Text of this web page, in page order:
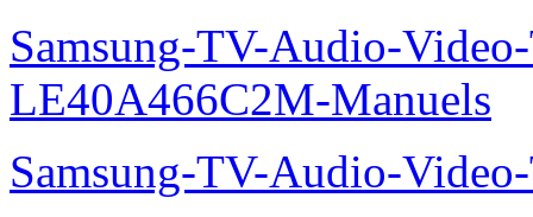
Samsung-TV-Audio-
LE40A466C2M-Manuels
Samsung-TV-Audio-